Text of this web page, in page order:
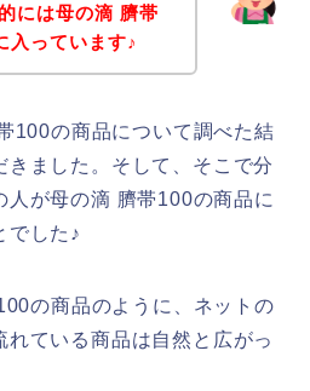
には母の滴 臍帯
入っています♪
100の商品について調べた結
ました。そして、そこで分
人が母の滴 臍帯100の商品に
でした♪
の商品のように、ネットの
ている商品は自然と広がっ